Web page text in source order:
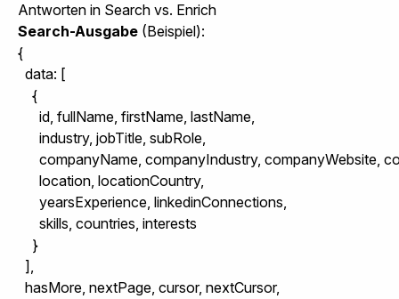
Antworten in Search vs. Enrich
Search-Ausgabe (Beispiel):
{
  data: [
    {
      id, fullName, firstName, lastName,
      industry, jobTitle, subRole,
companyName, companyIndustry, companyWebsite,
      location, locationCountry,
      yearsExperience, linkedinConnections,
      skills, countries, interests
    }
  ],
  hasMore, nextPage, cursor, nextCursor,